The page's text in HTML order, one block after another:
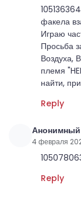
факела
Играю
Просьба
Воздуха,
племя
найти,
Reply
Анонимный
4 февраля
Reply